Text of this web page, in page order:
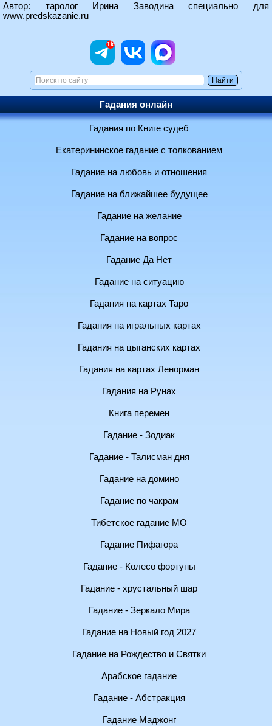
Автор: таролог Ирина Заводина специально для
www.predskazanie.ru
Гадания онлайн
Гадания по Книге судеб
Екатерининское гадание с толкованием
Гадание на любовь и отношения
Гадание на ближайшее будущее
Гадание на желание
Гадание на вопрос
Гадание Да Нет
Гадание на ситуацию
Гадания на картах Таро
Гадания на игральных картах
Гадания на цыганских картах
Гадания на картах Ленорман
Гадания на Рунах
Книга перемен
Гадание - Зодиак
Гадание - Талисман дня
Гадание на домино
Гадание по чакрам
Тибетское гадание МО
Гадание Пифагора
Гадание - Колесо фортуны
Гадание - хрустальный шар
Гадание - Зеркало Мира
Гадание на Новый год 2027
Гадание на Рождество и Святки
Арабское гадание
Гадание - Абстракция
Гадание Маджонг